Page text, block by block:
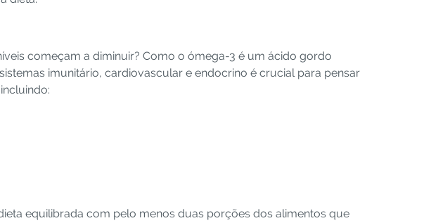
começam a diminuir? Como o ómega-3 é um ácido gordo
imunitário, cardiovascular e endocrino é crucial para pensar
equilibrada com pelo menos duas porções dos alimentos que